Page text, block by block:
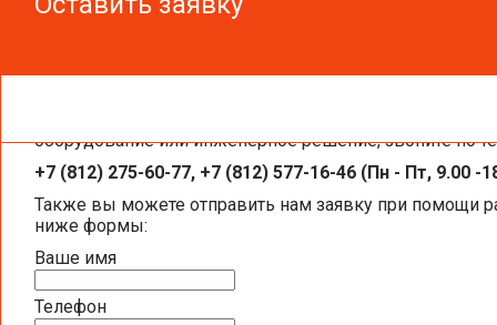
оборудование или инженерное решение, звоните по
+7 (812) 275-60-77, +7 (812) 577-16-46 (Пн - Пт, 9.00 -
Также вы можете отправить нам заявку при помощи
ниже формы:
Ваше имя
Телефон
Панели управления Thermokon